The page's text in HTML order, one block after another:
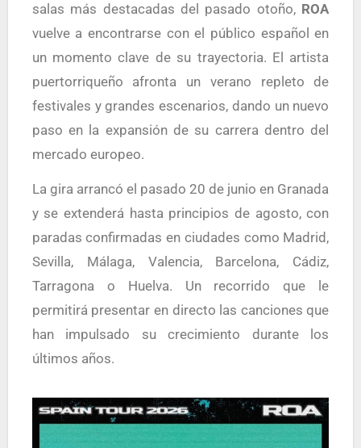
salas más destacadas del pasado otoño, ROA
vuelve a encontrarse con el público español en
un momento clave de su trayectoria. El artista
puertorriqueño afronta un verano repleto de
festivales y grandes escenarios, dando un nuevo
paso en la expansión de su carrera dentro del
mercado europeo.
La gira arrancó el pasado 20 de junio en Granada
y se extenderá hasta principios de agosto, con
paradas confirmadas en ciudades como Madrid,
Sevilla, Málaga, Valencia, Barcelona, Cádiz,
Tarragona o Huelva. Un recorrido que le
permitirá presentar en directo las canciones que
han impulsado su crecimiento durante los
últimos años.